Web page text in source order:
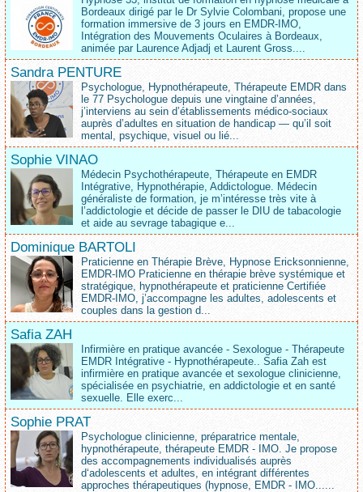
Bordeaux dirigé par le Dr Sylvie Colombani, propose une
formation immersive de 3 jours en EMDR-IMO,
Intégration des Mouvements Oculaires à Bordeaux,
animée par Laurence Adjadj et Laurent Gross....
Sandra PENTURE
Psychologue, Hypnothérapeute, Thérapeute EMDR dans
le 77 Psychologue depuis une vingtaine d’années,
j’interviens au sein d’établissements médico‑sociaux
auprès d’adultes en situation de handicap — qu’il soit
mental, psychique, visuel ou lié...
Sophie VINAO
Médecin Psychothérapeute, Thérapeute en EMDR
Intégrative, Hypnothérapie, Addictologue. Médecin
généraliste de formation, je m’intéresse très vite à
l’addictologie et décide de passer le DIU de tabacologie
et aide au sevrage tabagique e...
Dominique BARTOLI
Praticienne en Thérapie Brève, Hypnose Ericksonnienne,
EMDR-IMO Praticienne en thérapie brève systémique et
stratégique, hypnothérapeute et praticienne Certifiée
EMDR-IMO, j’accompagne les adultes, adolescents et
couples dans la gestion d...
Safia ZAH
Infirmière en pratique avancée - Sexologue - Thérapeute
EMDR Intégrative - Hypnothérapeute.. Safia Zah est
infirmière en pratique avancée et sexologue clinicienne,
spécialisée en psychiatrie, en addictologie et en santé
sexuelle. Elle exerc...
Sophie PRAT
Psychologue clinicienne, préparatrice mentale,
hypnothérapeute, thérapeute EMDR - IMO. Je propose
des accompagnements individualisés auprès
d‘adolescents et adultes, en intégrant différentes
approches thérapeutiques (hypnose, EMDR - IMO......